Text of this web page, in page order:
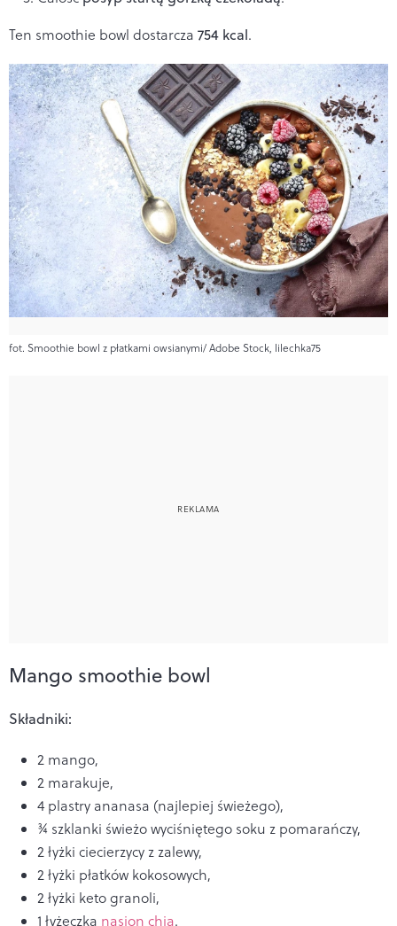
Ten smoothie bowl dostarcza 754 kcal.
fot. Smoothie bowl z płatkami owsianymi/ Adobe Stock, lilechka75
Mango smoothie bowl
Składniki:
2 mango,
2 marakuje,
4 plastry ananasa (najlepiej świeżego),
¾ szklanki świeżo wyciśniętego soku z pomarańczy,
2 łyżki ciecierzycy z zalewy,
2 łyżki płatków kokosowych,
2 łyżki keto granoli,
1 łyżeczka nasion chia.